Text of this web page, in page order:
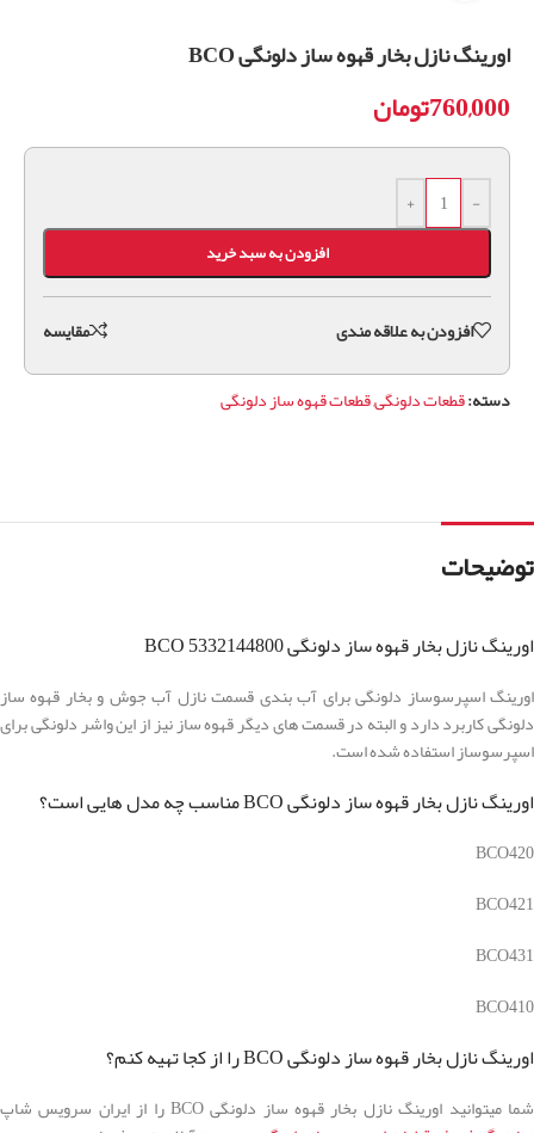
اورینگ نازل بخار قهوه ساز دلونگی BCO
760,000تومان
-
+
افزودن به سبد خرید
افزودن به علاقه مندی مقايسه
دسته:قطعات دلونگی,قطعات قهوه ساز دلونگی
توضیحات
اورینگ نازل بخار قهوه ساز دلونگی BCO 5332144800
اورینگ اسپرسوساز دلونگی برای آب بندی قسمت نازل آب جوش و بخار قهوه ساز
دلونگی کاربرد دارد و البته در قسمت های دیگر قهوه ساز نیز از این واشر دلونگی برای
اسپرسوساز استفاده شده است.
اورینگ نازل بخار قهوه ساز دلونگی BCO مناسب چه مدل هایی است؟
BCO420
BCO421
BCO431
BCO410
اورینگ نازل بخار قهوه ساز دلونگی BCO را از کجا تهیه کنم؟
شما میتوانید اورینگ نازل بخار قهوه ساز دلونگی BCO را از ایران سرویس شاپ